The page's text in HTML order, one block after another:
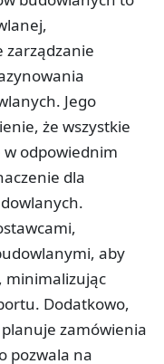
zarządzanie
Jego
że wszystkie
odpowiednim
dla
aby
minimalizując
Dodatkowo,
zamówienia
pozwala na